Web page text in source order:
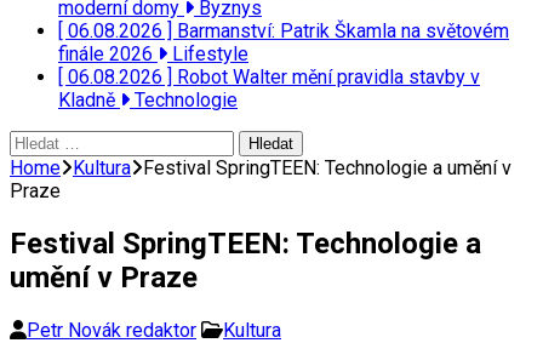
moderní domy
Byznys
[ 06.08.2026 ] Barmanství: Patrik Škamla na světovém
finále 2026
Lifestyle
[ 06.08.2026 ] Robot Walter mění pravidla stavby v
Kladně
Technologie
Vyhledávání
Home Kultura Festival SpringTEEN: Technologie a umění v
Praze
Festival SpringTEEN: Technologie a
umění v Praze
Petr Novák redaktor Kultura